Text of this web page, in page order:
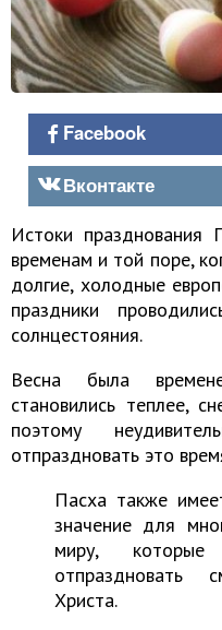
Facebook
Вконтакте
Истоки празднования
временам и той поре,
долгие, холодные
праздники
солнцестояния.
Весна была
становились теплее,
поэтому
отпраздновать это
Пасха также
значение для
миру, которые
отпраздновать
Христа.